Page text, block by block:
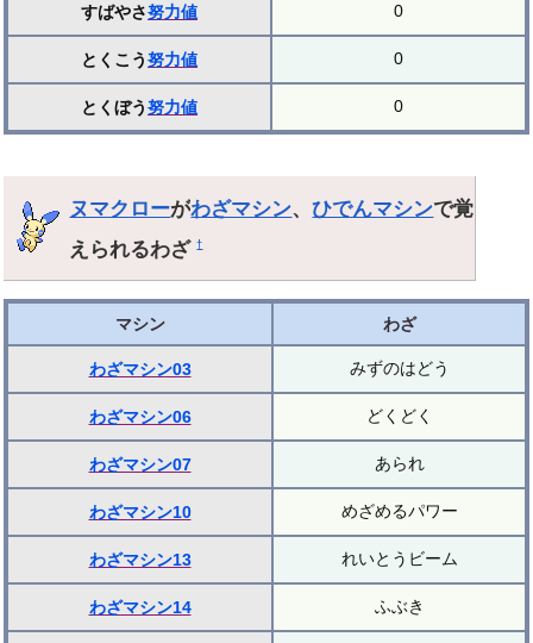
すばやさ努力値 0
とくこう努力値 0
とくぼう努力値 0
ヌマクローがわざマシン、ひでんマシンで覚
えられるわざ†
マシン わざ
わざマシン03 みずのはどう
わざマシン06 どくどく
わざマシン07 あられ
わざマシン10 めざめるパワー
わざマシン13 れいとうビーム
わざマシン14 ふぶき